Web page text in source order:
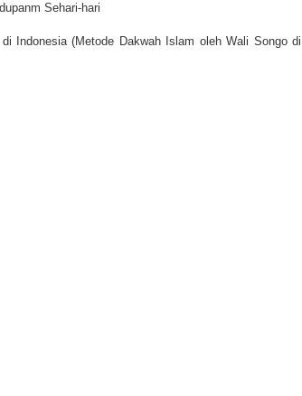
Sehari-hari
Indonesia (Metode Dakwah Islam oleh Wali Songo di